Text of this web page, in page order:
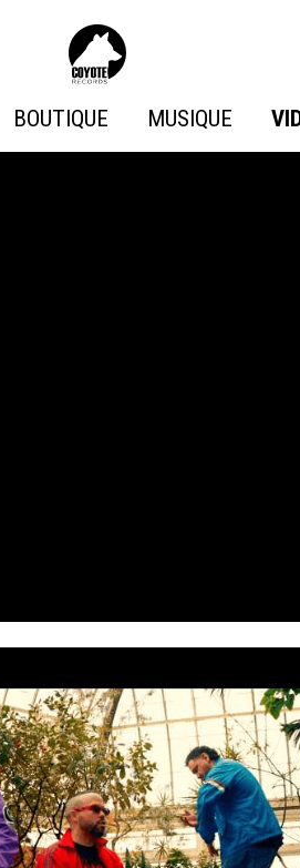
Records
BOUTIQUE MUSIQUE